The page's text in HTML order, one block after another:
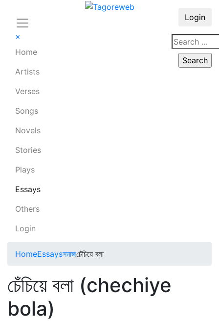
×
Home
Artists
Verses
Songs
Novels
Stories
Plays
Essays
Others
Login
Login
HomeEssaysসমাজচেঁচিয়ে বলা
চেঁচিয়ে বলা (chechiye
bola)